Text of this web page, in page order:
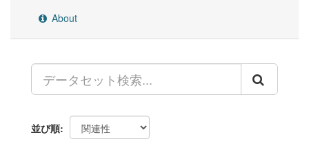
About
並び順